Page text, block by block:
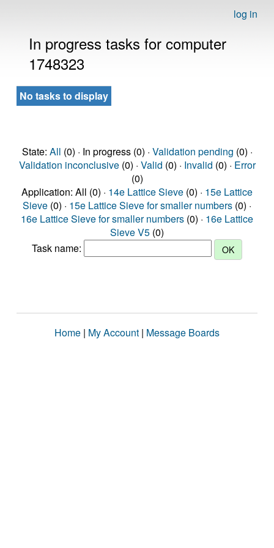
log in
In progress tasks for computer
1748323
No tasks to display
State: All (0) · In progress (0) · Validation pending (0) ·
Validation inconclusive(0) · Valid (0) · Invalid (0) · Error
(0)
Application: All (0) · 14e Lattice Sieve (0) · 15e Lattice
Sieve (0) · 15e Lattice Sieve for smaller numbers (0) ·
16e Lattice Sieve for smaller numbers (0) · 16e Lattice
Sieve V5 (0)
Task name:
Home | My Account | Message Boards